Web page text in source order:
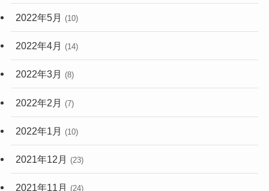
2022年5月 (10)
2022年4月 (14)
2022年3月 (8)
2022年2月 (7)
2022年1月 (10)
2021年12月 (23)
2021年11月 (24)